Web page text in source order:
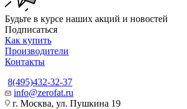
Будьте в курсе наших акций и новостей
Подписаться
Как купить
Производители
Контакты
8(495)432-32-37
info@zerofat.ru
г. Москва, ул. Пушкина 19